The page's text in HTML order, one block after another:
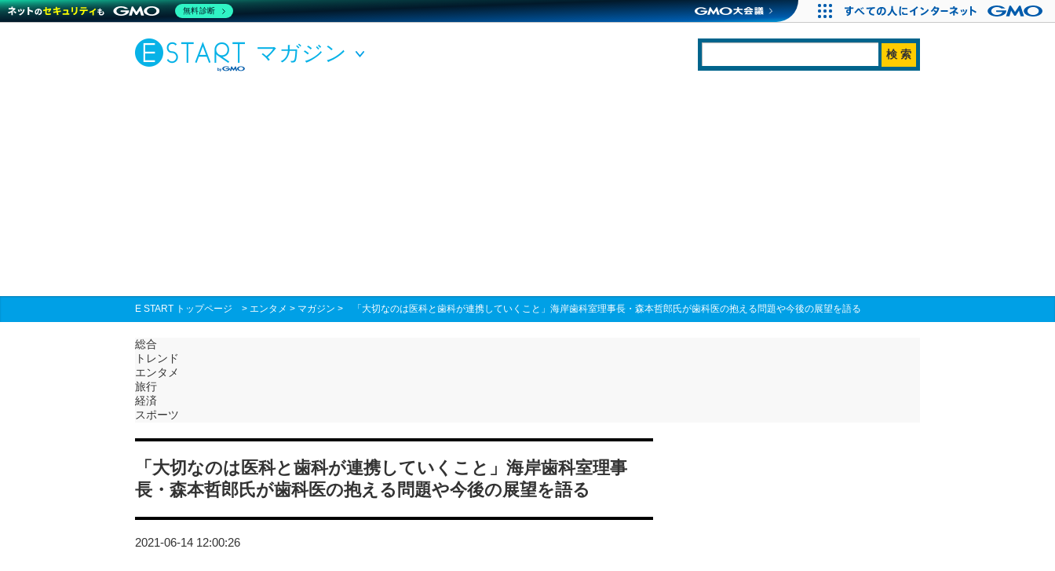
マガジン
E START トップページ > エンタメ > マガジン > 「大切なのは医科と歯科が連携していくこと」海岸歯科室理事長・森本哲郎氏が歯科医の抱える問題や今後の展望を語る
総合
トレンド
エンタメ
旅行
経済
スポーツ
「大切なのは医科と歯科が連携していくこと」海岸歯科室理事
長・森本哲郎氏が歯科医の抱える問題や今後の展望を語る
2021-06-14 12:00:26
無料診断